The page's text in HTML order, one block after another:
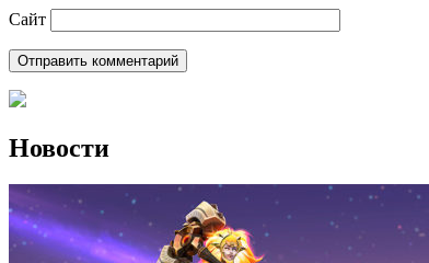
Сайт
Новости